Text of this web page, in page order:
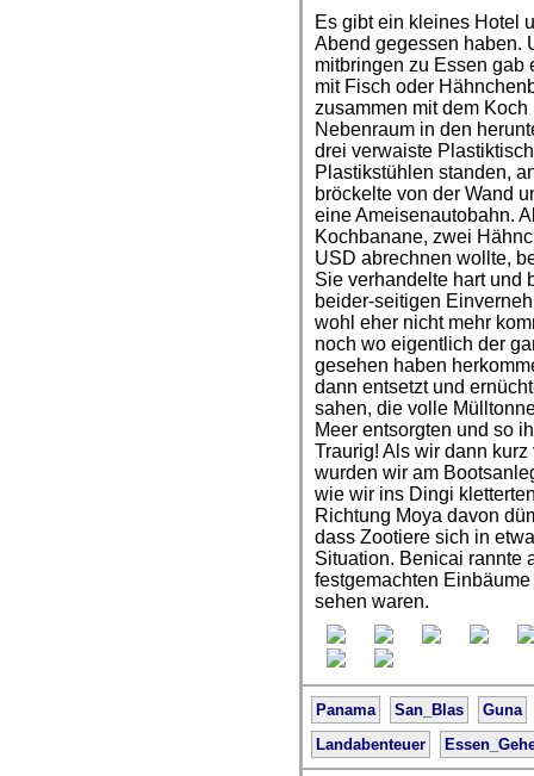
Es gibt ein kleines Hotel
Abend gegessen haben.
mitbringen zu Essen gab
mit Fisch oder
zusammen mit dem
Nebenraum in den
drei verwaiste
Plastikstühlen standen,
bröckelte von der Wand
eine Ameisenautobahn.
Kochbanane, zwei
USD abrechnen wollte,
Sie verhandelte hart und
beider-seitigen
wohl eher nicht mehr
noch wo eigentlich der
gesehen haben
dann entsetzt und
sahen, die volle
Meer entsorgten und so
Traurig! Als wir dann
wurden wir am
wie wir ins Dingi
Richtung Moya davon
dass Zootiere sich in
Situation. Benicai rannte
festgemachten
sehen waren.
Panama San_Blas
Guna
Landabenteuer